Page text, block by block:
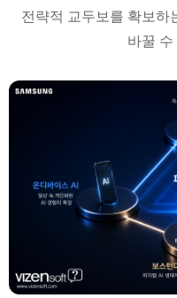
전략적 교두보를 확보하
바꿀 수